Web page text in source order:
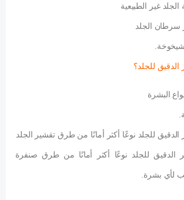
غير الطبيعية
سرطان الجلد
الدقيق للجلد؟
البشرة
الدقيق للجلد نوعًا أكثر أمانًا من طرق تقشير الجلد
الدقيق للجلد نوعًا أكثر أمانًا من طرق صنفرة
لأي بشرة.